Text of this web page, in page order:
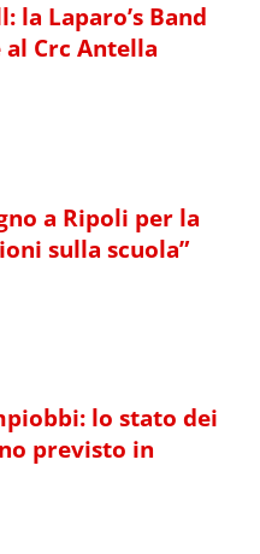
la Laparo’s Band
Crc Antella
a Ripoli per la
sulla scuola”
lo stato dei
previsto in